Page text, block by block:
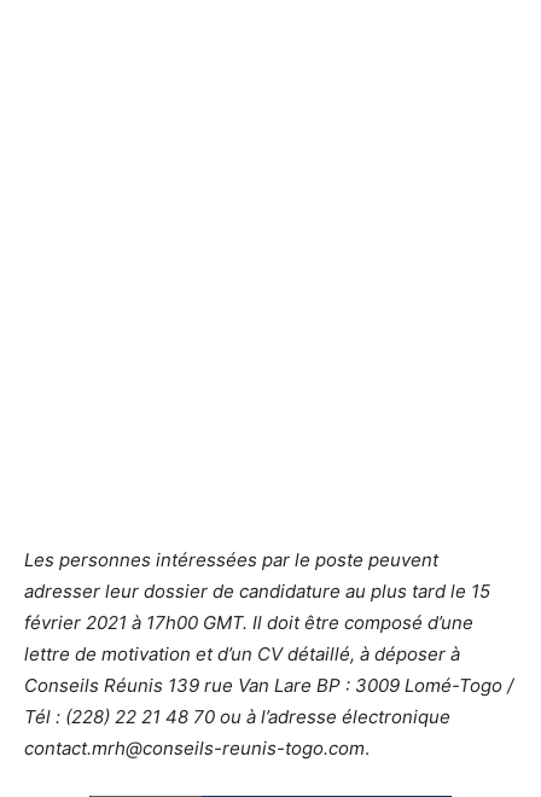
Les personnes intéressées par le poste peuvent
adresser leur dossier de candidature au plus tard le 15
février 2021 à 17h00 GMT. Il doit être composé d’une
lettre de motivation et d’un CV détaillé, à déposer à
Conseils Réunis 139 rue Van Lare BP : 3009 Lomé-Togo /
Tél : (228) 22 21 48 70 ou à l’adresse électronique
contact.mrh@conseils-reunis-togo.com.